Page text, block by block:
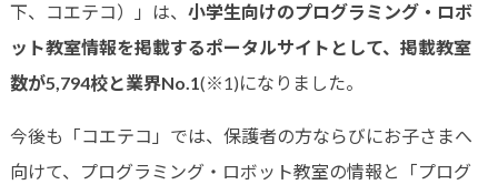
下、コエテコ）」は、 小学生向けのプログラミング・ロボ
ット教室情報を掲載するポータルサイトとして、掲載教室
数が5,794校と業界No.1(※1)になりました。
今後も「コエテコ」では、保護者の方ならびにお子さまへ
向けて、プログラミング・ロボット教室の情報と「プログ